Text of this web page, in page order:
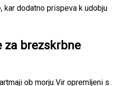
kar dodatno prispeva k udobju
za brezskrbne
ob morju Vir opremljeni s